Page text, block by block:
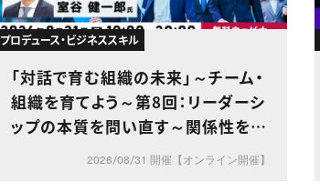
プロデュース・ビジネススキル
「対話で育む組織の未来」～チーム・
組織を育てよう～第8回：リーダーシ
ップの本質を問い直す～関係性を築
く力を中心に～2026/08/31 開催【オンライン開催】